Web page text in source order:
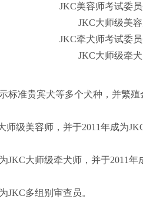
JKC美容师考试委
JKC大师级美
JKC牵犬师考试委
JKC大师级牵
标准贵宾犬等多个犬种，并繁
师级美容师，并于2011年成为
JKC大师级牵犬师，并于2011
JKC多组别审查员。